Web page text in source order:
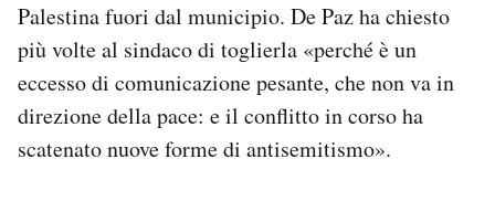
Palestina fuori dal municipio. De Paz ha chiesto
più volte al sindaco di toglierla «perché è un
eccesso di comunicazione pesante, che non va in
direzione della pace: e il conflitto in corso ha
scatenato nuove forme di antisemitismo».